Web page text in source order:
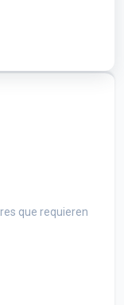
que requieren